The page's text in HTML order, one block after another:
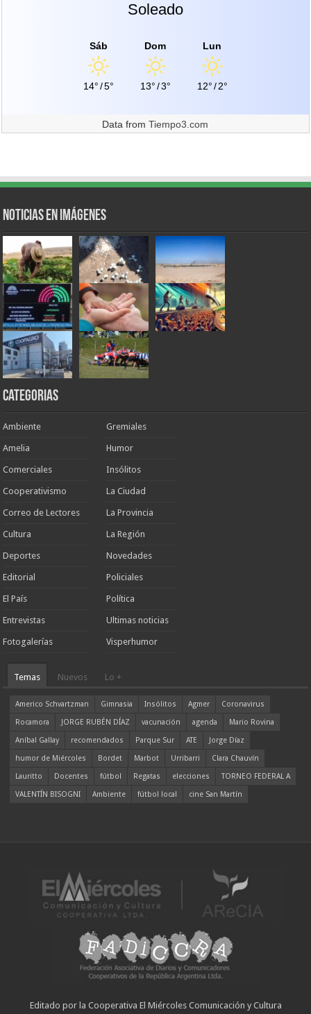
Soleado
Sáb
14°/5°
Dom
13°/3°
Lun
12°/2°
Data fromTiempo3.com
Noticias en Imágenes
Categorias
Ambiente
Amelia
Comerciales
Cooperativismo
Correo de Lectores
Cultura
Deportes
Editorial
El País
Entrevistas
Fotogalerías
Gremiales
Humor
Insólitos
La Ciudad
La Provincia
La Región
Novedades
Policiales
Política
Ultimas noticias
Visperhumor
Temas Nuevos Lo +
Americo Schvartzman Gimnasia Insólitos Agmer
Coronavirus
Rocamora
JORGE RUBÉN DÍAZ vacunación agenda
Mario Rovina
Aníbal Gallay
recomendados Parque Sur ATE
Jorge Díaz
humor de Miércoles
Bordet Marbot Urribarri
Clara Chauvín
Lauritto
Docentes fútbol Regatas elecciones
TORNEO FEDERAL A
VALENTÍN BISOGNI
Ambiente fútbol local cine San Martín
Editado por la Cooperativa El Miércoles Comunicación y Cultura